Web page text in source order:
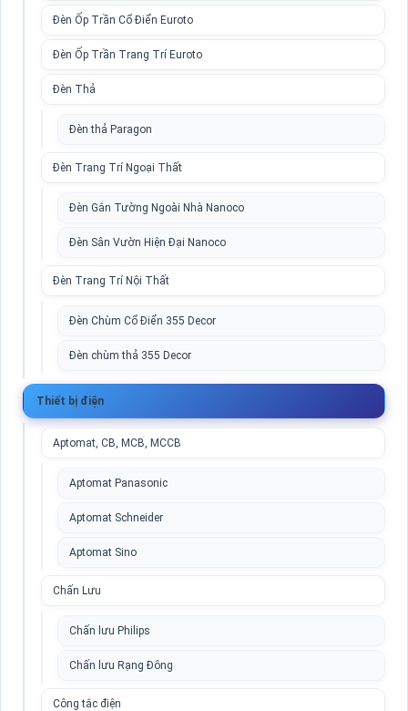
Đèn Ốp Trần Cổ Điển Euroto
Đèn Ốp Trần Trang Trí Euroto
Đèn Thả
Đèn thả Paragon
Đèn Trang Trí Ngoại Thất
Đèn Gắn Tường Ngoài Nhà Nanoco
Đèn Sân Vườn Hiện Đại Nanoco
Đèn Trang Trí Nội Thất
Đèn Chùm Cổ Điển 355 Decor
Đèn chùm thả 355 Decor
Thiết bị điện
Aptomat, CB, MCB, MCCB
Aptomat Panasonic
Aptomat Schneider
Aptomat Sino
Chấn Lưu
Chấn lưu Philips
Chấn lưu Rạng Đông
Công tắc điện